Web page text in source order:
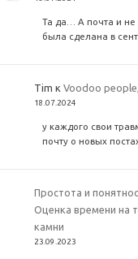
Та да… А почта и
была сделана в
Tim кVoodoo
18.07.2024
у каждого свои
почту о новых
Простота и
Оценка времени на
камни
23.09.2023